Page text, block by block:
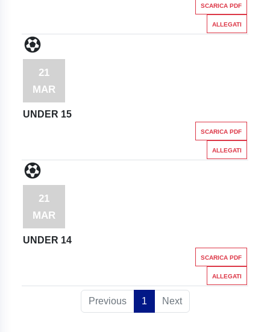
SCARICA PDF
ALLEGATI
21
MAR
UNDER 15
SCARICA PDF
ALLEGATI
21
MAR
UNDER 14
SCARICA PDF
ALLEGATI
Previous 1 Next